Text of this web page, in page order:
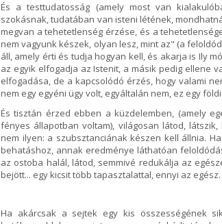
És a testtudatosság (amely most van
szokásnak, tudatában van isteni létének,
megvan a tehetetlenség érzése, és a
nem vagyunk készek, olyan lesz, mint az" (a
áll, amely érti és tudja hogyan kell, és akarja is Ily
az egyik elfogadja az Istenit, a másik pedig ellene
elfogadása, de a kapcsolódó érzés, hogy valami
nem egy egyéni ügy volt, egyáltalán nem, ez egy
És tisztán érzed ebben a küzdelemben, (amely
fényes állapotban voltam), világosan látod,
nem ilyen: a szubsztanciának készen kell állnia.
behatáshoz, annak eredménye láthatóan
az ostoba halál, látod, semmivé redukálja az
bejött... egy kicsit több tapasztalattal, ennyi az egész.
Ha akárcsak a sejtek egy kis összességének